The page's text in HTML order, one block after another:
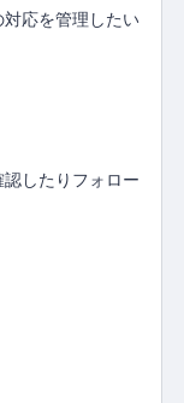
応を管理したい
したりフォロー